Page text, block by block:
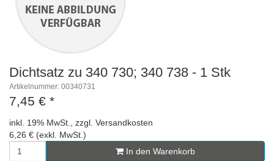
Dichtsatz zu 340 730; 340 738 - 1 Stk
Artikelnummer: 00340731
7,45 € *
inkl. 19% MwSt., zzgl. Versandkosten
6,26 € (exkl. MwSt.)
In den Warenkorb